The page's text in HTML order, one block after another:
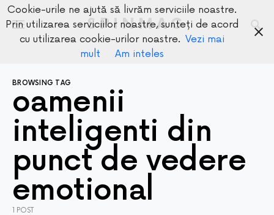
SPINMAG
BROWSING TAG
oamenii
inteligenti din
punct de vedere
emotional
1 POST
Cookie-urile ne ajută să livrăm serviciile noastre.
Prin utilizarea serviciilor noastre, sunteți de acord
cu utilizarea cookie-urilor noastre. Vezi mai
mult
Am inteles